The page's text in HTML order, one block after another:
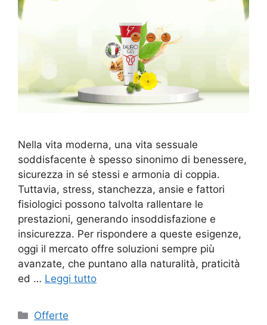
Nella vita moderna, una vita sessuale
soddisfacente è spesso sinonimo di benessere,
sicurezza in sé stessi e armonia di coppia.
Tuttavia, stress, stanchezza, ansie e fattori
fisiologici possono talvolta rallentare le
prestazioni, generando insoddisfazione e
insicurezza. Per rispondere a queste esigenze,
oggi il mercato offre soluzioni sempre più
avanzate, che puntano alla naturalità, praticità
ed … Leggi tutto
Categorie
Offerte